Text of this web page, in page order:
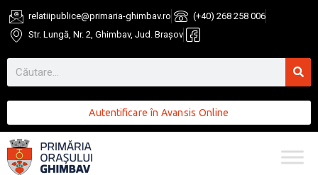
relatiipublice@primaria-ghimbav.ro
(+40) 268 258 006
Str. Lungă, Nr. 2, Ghimbav, Jud. Brașov
Autentificare în Avansis Online